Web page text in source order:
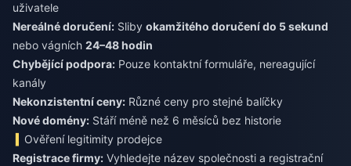
uživatele
Nereálné doručení: Sliby okamžitého doručení do 5 sekund
nebo vágních 24–48 hodin
Chybějící podpora: Pouze kontaktní formuláře, nereagující
kanály
Nekonzistentní ceny: Různé ceny pro stejné balíčky
Nové domény: Stáří méně než 6 měsíců bez historie
Ověření legitimity prodejce
Registrace firmy: Vyhledejte název společnosti a registrační